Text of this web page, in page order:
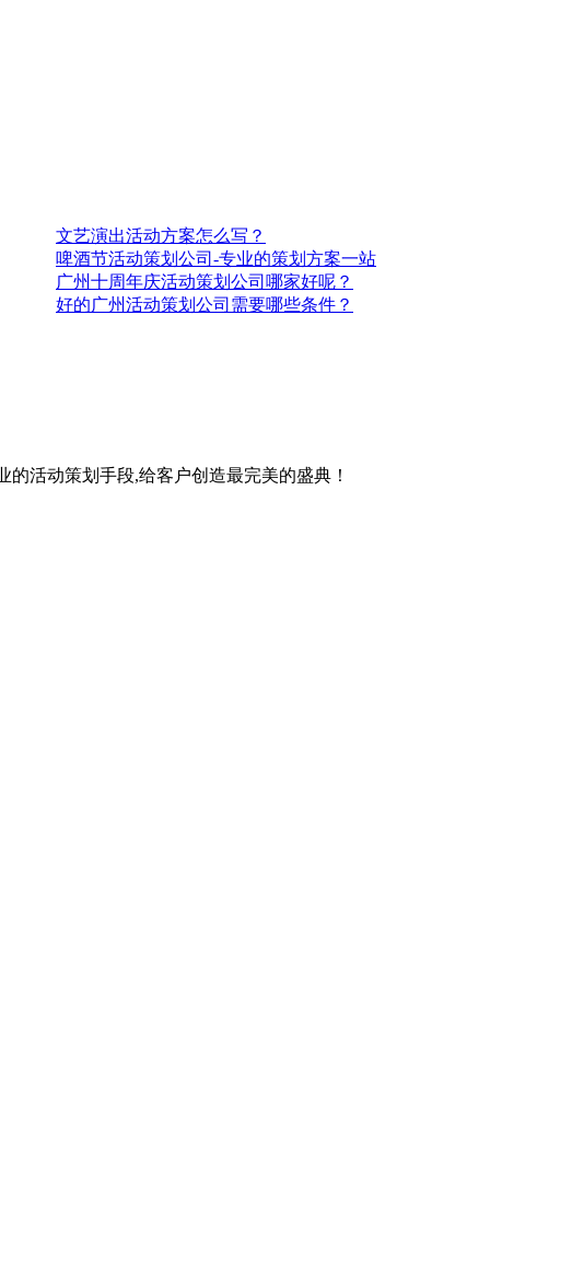
文艺演出活动方案怎么写？
啤酒节活动策划公司-专业的策划方案一站
广州十周年庆活动策划公司哪家好呢？
好的广州活动策划公司需要哪些条件？
活动策划手段,给客户创造最完美的盛典！